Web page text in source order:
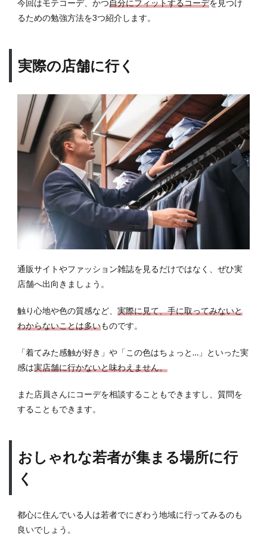
今回はモテコーデ、かつ自分にフィットするコーデを見つけ
るための勉強方法を3つ紹介します。
実際の店舗に行く
通販サイトやファッション雑誌を見るだけではなく、ぜひ実
店舗へ出向きましょう。
触り心地や色の質感など、 実際に見て、手に取ってみないと
わからないことは多いものです。
「着てみた感触が好き」や「この色はちょっと…」といった実
感は実店舗に行かないと味わえません。
また店員さんにコーデを相談することもできますし、質問を
することもできます。
おしゃれな若者が集まる場所に行
く
都心に住んでいる人は若者でにぎわう地域に行ってみるのも
良いでしょう。